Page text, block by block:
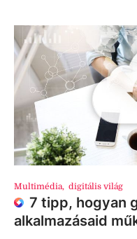
Multimédia, digitális világ
7 tipp, hogyan
alkalmazásaid